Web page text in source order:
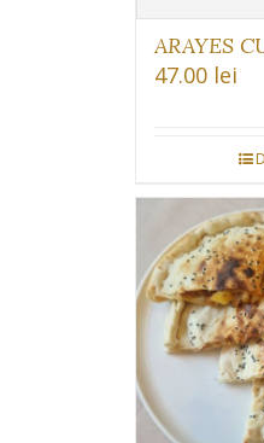
ARAYES
47.00 lei